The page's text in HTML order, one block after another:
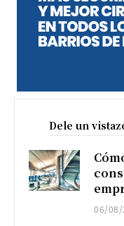
Dele un
06/08/